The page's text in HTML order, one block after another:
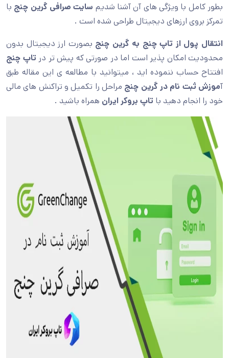
بطور کامل با ویژگی های آن آشنا شدیم سایت صرافی گرین چنج با
تمرکز بروی ارزهای دیجیتال طراحی شده است .
انتقال پول از تاپ چنج به گرین چنج بصورت ارز دیجیتال بدون
محدودیت امکان پذیر است اما در صورتی که پیش تر در تاپ چنج
افتتاح حساب ننموده اید ، میتوانید با مطالعه ی این مقاله طبق
آموزش ثبت نام در گرین چنج مراحل را تکمیل و تراکنش های مالی
خود را انجام دهید با تاپ بروکر ایران همراه باشید .